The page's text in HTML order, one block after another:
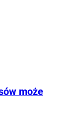
może